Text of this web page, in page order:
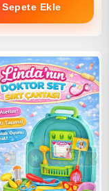
Sepete Ekle